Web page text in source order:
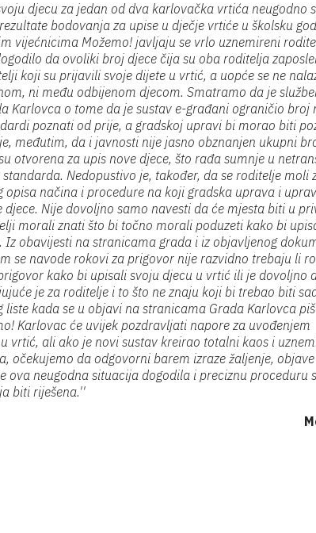
djecu za jedan od dva karlovačka vrtića neugodno
bodovanja za upise u dječje vrtiće u školsku
vijećnicima Možemo! javljaju se vrlo uznemireni
da ovoliki broj djece čija su oba roditelja
koji su prijavili svoje dijete u vrtić, a uopće se ne
ni među odbijenom djecom. Smatramo da je
Karlovca o tome da je sustav e-građani ograničio broj
poznati od prije, a gradskoj upravi bi morao biti
međutim, da i javnosti nije jasno obznanjen ukupni
otvorena za upis nove djece, što rađa sumnje u
Nedopustivo je, također, da se roditelje moli
opisa načina i procedure na koji gradska uprava i
Nije dovoljno samo navesti da će mjesta biti u
morali znati što bi točno morali poduzeti kako bi
obavijesti na stranicama grada i iz objavljenog
se navode rokovi za prigovor nije razvidno trebaju li
kako bi upisali svoju djecu u vrtić ili je dovoljno
je za roditelje i to što ne znaju koji bi trebao biti
kada se u objavi na stranicama Grada Karlovca
Karlovac će uvijek pozdravljati napore za uvođenjem
vrtić, ali ako je novi sustav kreirao totalni kaos i
očekujemo da odgovorni barem izraze žaljenje,
ova neugodna situacija dogodila i preciznu proceduru
biti riješena.''